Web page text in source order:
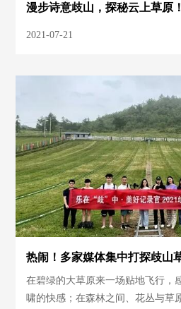
漫步诗意歧山，探秘云上草原
2021-07-21
热闹！多家媒体集中打探歧山
在碧绿的大草原来一场贴地飞行，
啸的快感；在森林之间、花丛与草